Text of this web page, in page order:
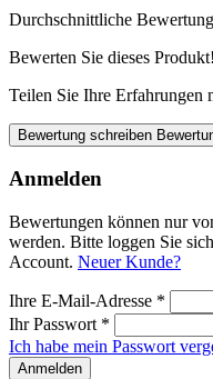
Durchschnittliche
Bewerten Sie dieses Produkt!
Teilen Sie Ihre Erfahrungen
Bewertung schreiben
Anmelden
Bewertungen können nur
werden. Bitte loggen Sie
Account. Neuer Kunde?
Ihre E-Mail-Adresse *
Ihr Passwort *
Ich habe mein Passwort
Anmelden